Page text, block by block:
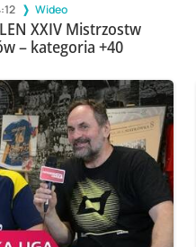
Wideo
XXIV Mistrzostw
– kategoria +40